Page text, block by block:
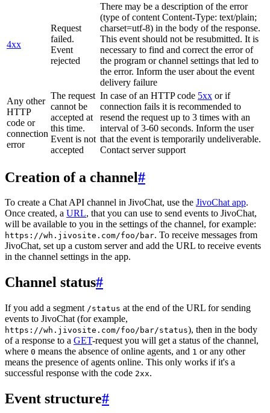
4xx
Request
failed.
Event
rejected
There may be a description of the error
(type of content Content-Type: text/plain;
charset=utf-8) in the body of the response.
This event should not be resubmitted. It is
necessary to find and correct the error of
the program or channel settings that led to
the error. Inform the user about the event
delivery failure
Any other
HTTP
code or
connection
error
The request
cannot be
accepted at
this time.
Event is not
accepted
In case of an HTTP code 5xx or if
connection fails it is recommended to
resend the request up to 3 times with an
interval of 3-60 seconds. Inform the user
that the event is temporarily undeliverable.
Contact server support
Creation of a channel#
To create a Chat API channel in JivoChat, use the JivoChat app.
Once created, a URL, that you can use to send events to JivoChat,
will be available to you in the settings of the channel, for example:
https://wh.jivosite.com/foo/bar. To receive messages from
JivoChat, set up a custom server and add the URL to receive events
in the channel settings in the app.
Channel status#
If you add a segment /status at the end of the URL for sending
events to JivoChat (for example,
https://wh.jivosite.com/foo/bar/status), then in the body
of a response to a GET-request you will get a status of the channel,
where 0 means the absence of online agents, and 1 or any other
means the presence of agents online. This only works if it's a
successful response with the code 2xx.
Event structure#